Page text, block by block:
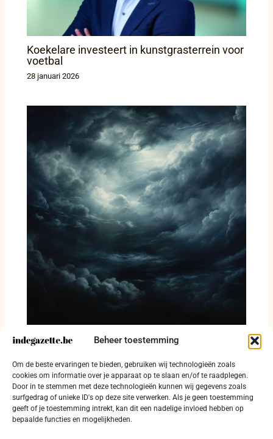
Beheer toestemming
Om de beste ervaringen te bieden, gebruiken wij technologieën zoals
cookies om informatie over je apparaat op te slaan en/of te raadplegen.
Door in te stemmen met deze technologieën kunnen wij gegevens zoals
surfgedrag of unieke ID's op deze site verwerken. Als je geen toestemming
geeft of je toestemming intrekt, kan dit een nadelige invloed hebben op
bepaalde functies en mogelijkheden.
Koekelare investeert in kunstgrasterrein voor
voetbal
28 januari 2026
Keiem en zijn voetbalveld kapen debat over
gedeeltelijke herziening gemeentelijk
ruimtelijk structuurplan in Diksmuide en
leggen coalitiestress in Diksmuide bloot
3 december 2025